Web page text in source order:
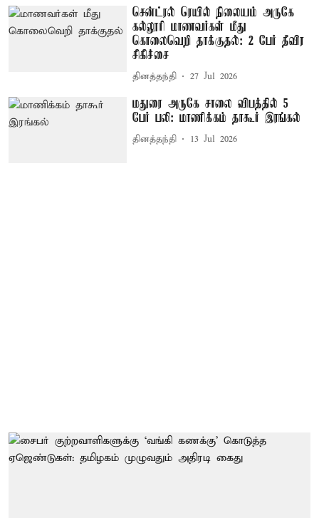
சென்ட்ரல் ரெயில் நிலையம் அருகே
கல்லூரி மாணவர்கள் மீது
கொலைவெறி தாக்குதல்: 2 பேர் தீவிர
சிகிச்சை
தினத்தந்தி 27 Jul 2026
மதுரை அருகே சாலை விபத்தில் 5
பேர் பலி: மாணிக்கம் தாகூர் இரங்கல்
தினத்தந்தி 13 Jul 2026